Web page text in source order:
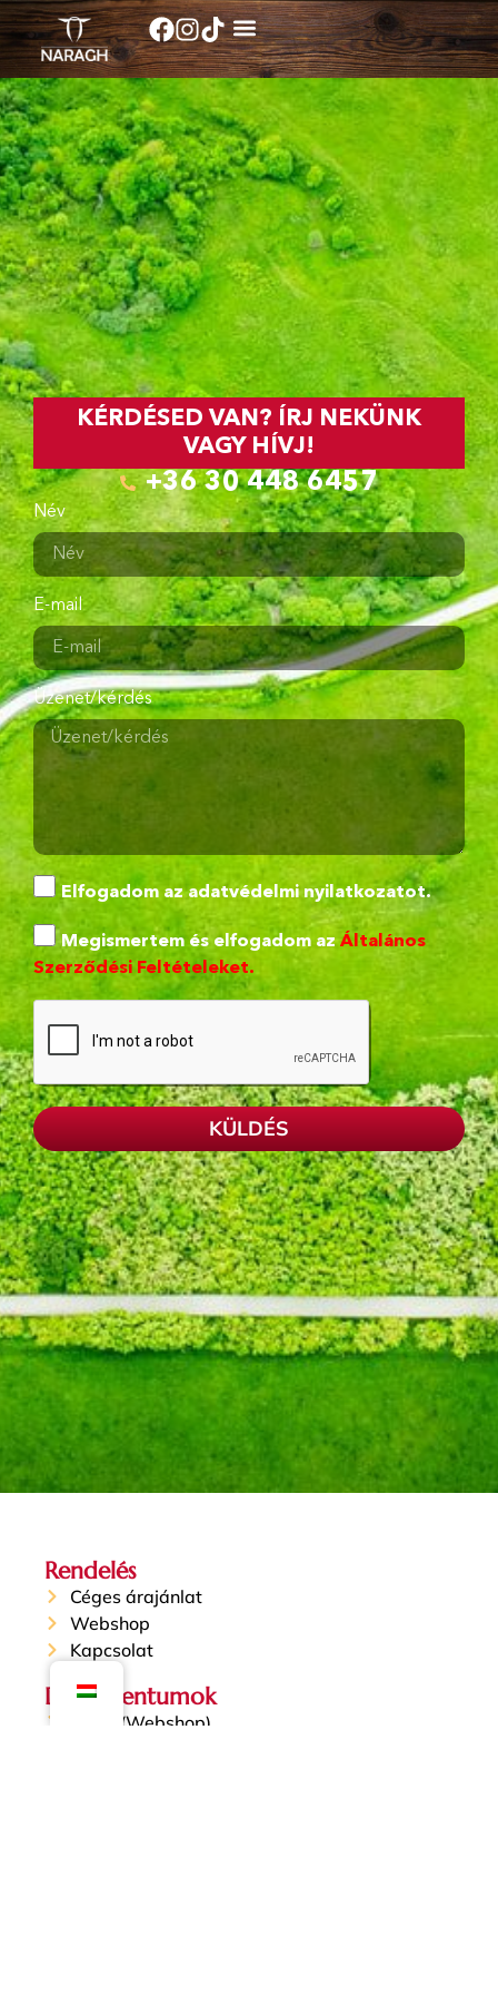
KÉRDÉSED VAN? ÍRJ NEKÜNK
VAGY HÍVJ!
+36 30 448 6457
Név
E-mail
Üzenet/kérdés
Elfogadom azadatvédelmi nyilatkozatot.
Megismertem és elfogadom azÁltalános
Szerződési Feltételeket.
KÜLDÉS
Rendelés
Céges árajánlat
Webshop
Kapcsolat
Dokumentumok
ÁSZF (Webshop)